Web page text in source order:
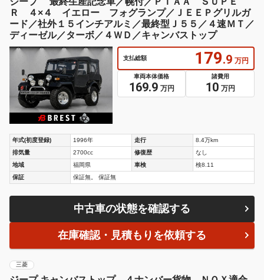
Ｒ ４×４ イエロー フォグランプ／ＪＥＥＰグリルガ
ード／社外１５インチアルミ／最終型Ｊ５５／４速ＭＴ／
ディーゼル／ターボ／４ＷＤ／キャンバストップ
支払総額 179.9 万円
車両本体価格
169.9 万円
諸費用
10 万円
年式(初度登録) 1996年 走行
8.4万km
排気量
2700cc 修復歴
なし
地域
福岡県 車検
検8.11
保証
保証無。 保証無
中古車の状態を確認する
在庫確認・見積もりを依頼する
三菱